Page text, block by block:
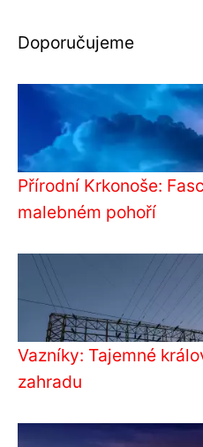
Doporučujeme
Přírodní Krkonoše:
malebném pohoří
Vazníky: Tajemné
zahradu